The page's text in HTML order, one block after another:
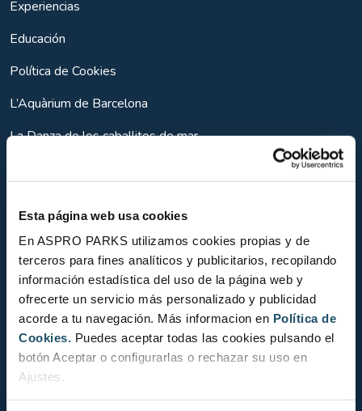
Esta página web usa cookies
En ASPRO PARKS utilizamos cookies propias y de
terceros para fines analíticos y publicitarios, recopilando
información estadística del uso de la página web y
ofrecerte un servicio más personalizado y publicidad
acorde a tu navegación. Más informacion en Política de
Cookies. Puedes aceptar todas las cookies pulsando el
botón Aceptar o configurarlas o rechazar su uso en
Ajustes.
Experiencias
Educación
Política de Cookies
L’Aquàrium de Barcelona
La Danza de los caballitos de mar
Trabaja con nosotros
Sala inmersiva
Espacios interactivos
FAQ
Aviso Legal